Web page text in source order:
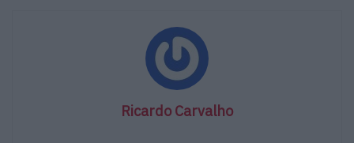
Ricardo Carvalho